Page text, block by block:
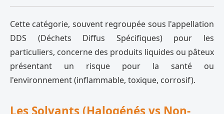
Cette catégorie, souvent regroupée sous l'appellation
DDS (Déchets Diffus Spécifiques) pour les
particuliers, concerne des produits liquides ou pâteux
présentant un risque pour la santé ou
l'environnement (inflammable, toxique, corrosif).